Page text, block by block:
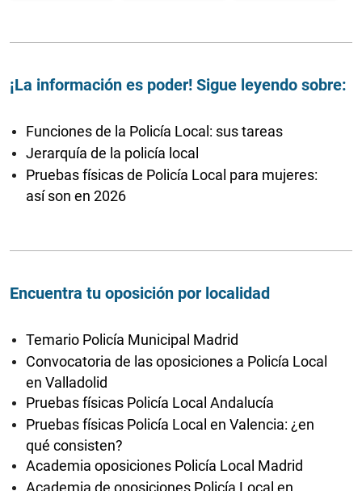
¡La información es poder! Sigue leyendo sobre:
Funciones de la Policía Local: sus tareas
Jerarquía de la policía local
Pruebas físicas de Policía Local para mujeres:
así son en 2026
Encuentra tu oposición por localidad
Temario Policía Municipal Madrid
Convocatoria de las oposiciones a Policía Local
en Valladolid
Pruebas físicas Policía Local Andalucía
Pruebas físicas Policía Local en Valencia: ¿en
qué consisten?
Academia oposiciones Policía Local Madrid
Academia de oposiciones Policía Local en